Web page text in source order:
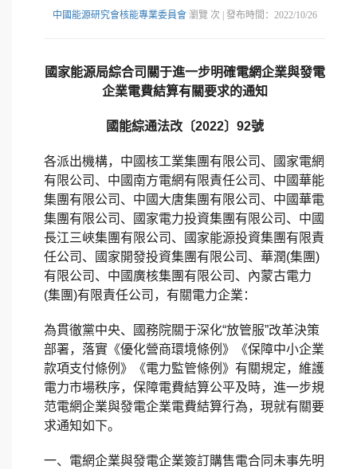
中國能源研究會核能專業委員會瀏覽 次 | 發布時間：2022/10/26
國家能源局綜合司關于進一步明確電網企業與發電
企業電費結算有關要求的通知
國能綜通法改〔2022〕92號
各派出機構，中國核工業集團有限公司、國家電網
有限公司、中國南方電網有限責任公司、中國華能
集團有限公司、中國大唐集團有限公司、中國華電
集團有限公司、國家電力投資集團有限公司、中國
長江三峽集團有限公司、國家能源投資集團有限責
任公司、國家開發投資集團有限公司、華潤(集團)
有限公司、中國廣核集團有限公司、內蒙古電力
(集團)有限責任公司，有關電力企業：
為貫徹黨中央、國務院關于深化“放管服”改革決策
部署，落實《優化營商環境條例》《保障中小企業
款項支付條例》《電力監管條例》有關規定，維護
電力市場秩序，保障電費結算公平及時，進一步規
范電網企業與發電企業電費結算行為，現就有關要
求通知如下。
一、電網企業與發電企業簽訂購售電合同未事先明